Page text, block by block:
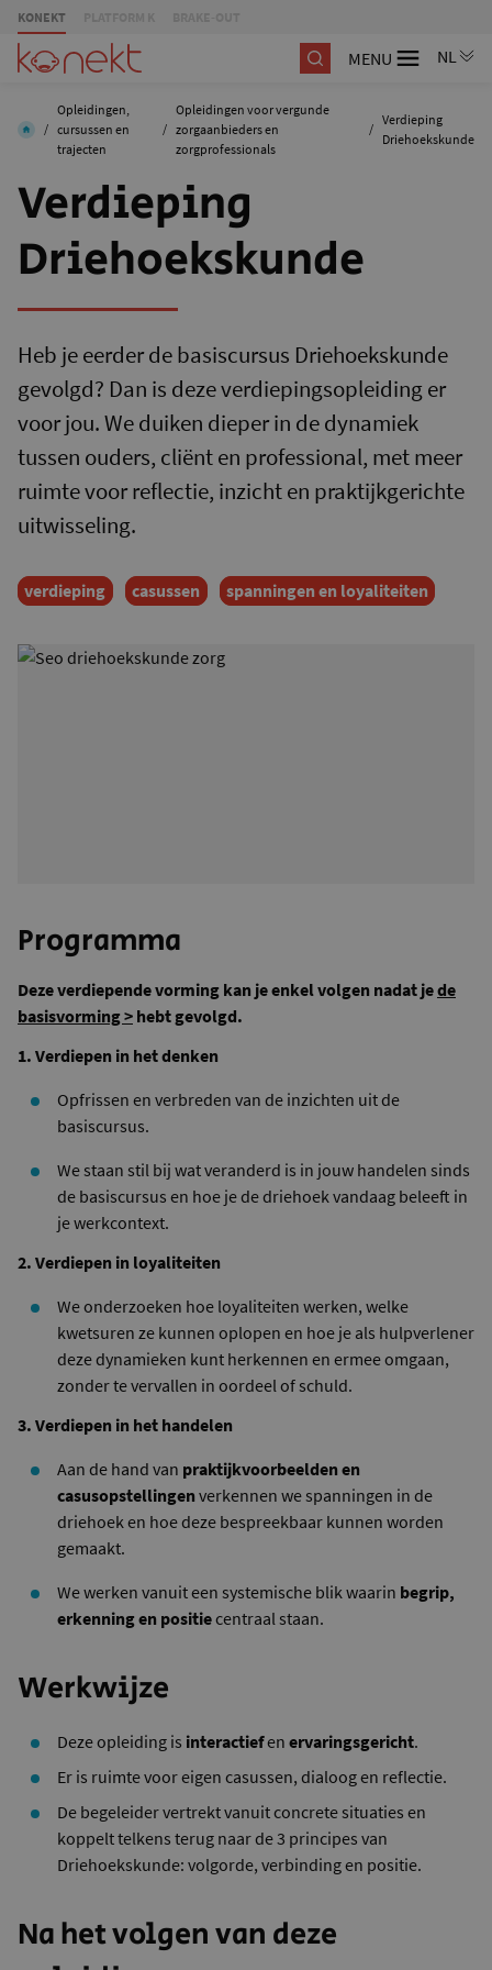
KONEKT
MENU
/
Opleidingen,
cursussen en
trajecten
/
Opleidingen voor vergunde
zorgaanbieders en
zorgprofessionals
/
Verdieping
Driehoekskunde
Verdieping
Driehoekskunde
Heb je eerder de basiscursus Driehoekskunde
gevolgd? Dan is deze verdiepingsopleiding er
voor jou. We duiken dieper in de dynamiek
tussen ouders, cliënt en professional, met meer
ruimte voor reflectie, inzicht en praktijkgerichte
uitwisseling.
verdieping casussen spanningen en loyaliteiten
Programma
Deze verdiepende vorming kan je enkel volgen nadat jede
basisvorming > hebt gevolgd.
1. Verdiepen in het denken
Opfrissen en verbreden van de inzichten uit de
basiscursus.
We staan stil bij wat veranderd is in jouw handelen sinds
de basiscursus en hoe je de driehoek vandaag beleeft in
je werkcontext.
2. Verdiepen in loyaliteiten
We onderzoeken hoe loyaliteiten werken, welke
kwetsuren ze kunnen oplopen en hoe je als hulpverlener
deze dynamieken kunt herkennen en ermee omgaan,
zonder te vervallen in oordeel of schuld.
3. Verdiepen in het handelen
Aan de hand van praktijkvoorbeelden en
casusopstellingenverkennen we spanningen in de
driehoek en hoe deze bespreekbaar kunnen worden
gemaakt.
We werken vanuit een systemische blik waarin begrip,
erkenning en positiecentraal staan.
Werkwijze
Deze opleiding is interactiefen ervaringsgericht.
Er is ruimte voor eigen casussen, dialoog en reflectie.
De begeleider vertrekt vanuit concrete situaties en
koppelt telkens terug naar de 3 principes van
Driehoekskunde: volgorde, verbinding en positie.
Na het volgen van deze